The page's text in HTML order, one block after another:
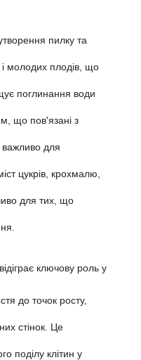
пилку та
і молодих плодів, що
поглинання води
що пов'язані з
важливо для
цукрів, крохмалю,
для тих, що
ключову роль у
до точок росту,
стінок. Це
поділу клітин у